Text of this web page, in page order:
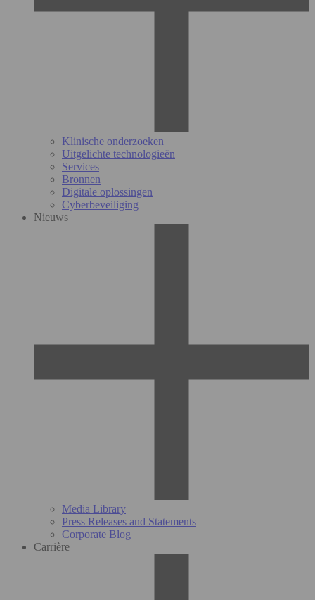
Klinische onderzoeken
Uitgelichte technologieën
Services
Bronnen
Digitale oplossingen
Cyberbeveiliging
Nieuws
Media Library
Press Releases and Statements
Corporate Blog
Carrière